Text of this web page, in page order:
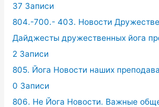
37 Записи
804.-700.- 403. Новости
Дайджесты дружественных йога
2 Записи
805. Йога Новости наших
0 Записи
806. Не Йога Новости. Важные